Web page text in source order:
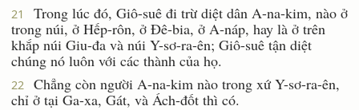
21
Trong lúc đó, Giô-suê đi trừ diệt dân A-na-kim, nào ở
trong núi, ở Hếp-rôn, ở Ðê-bia, ở A-náp, hay là ở trên
khắp núi Giu-đa và núi Y-sơ-ra-ên; Giô-suê tận diệt
chúng nó luôn với các thành của họ.
22
Chẳng còn người A-na-kim nào trong xứ Y-sơ-ra-ên,
chỉ ở tại Ga-xa, Gát, và Ách-đốt thì có.